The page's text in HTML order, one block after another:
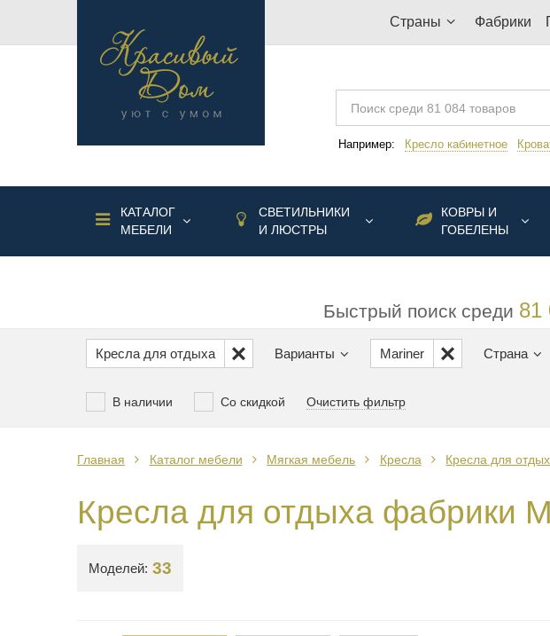
Страны Фабрики
Например: Кресло кабинетное
КАТАЛОГ
МЕБЕЛИ
СВЕТИЛЬНИКИ
И ЛЮСТРЫ
КОВРЫ И
ГОБЕЛЕНЫ
Быстрый поиск среди 81
Кресла для отдыха Варианты Mariner Страна
Очистить фильтр
Со скидкой
В наличии
Главная Каталог мебели Мягкая мебель Кресла Кресла для
Кресла для отдыха фабрики
Моделей: 33